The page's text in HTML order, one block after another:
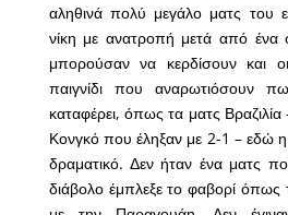
αληθινά πολύ μεγάλο ματς του
νίκη με ανατροπή μετά από
μπορούσαν να κερδίσουν και
παιγνίδι που αναρωτιόσουν
καταφέρει, όπως τα ματς Βραζιλία
Κονγκό που έληξαν με 2-1 – εδώ η
δραματικό. Δεν ήταν ένα ματς
διάβολο έμπλεξε το φαβορί όπως